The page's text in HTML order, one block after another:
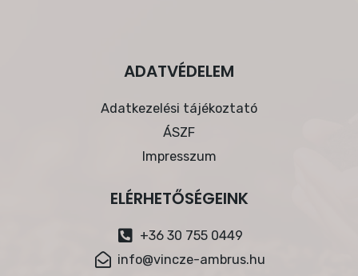
ADATVÉDELEM
Adatkezelési tájékoztató
ÁSZF
Impresszum
ELÉRHETŐSÉGEINK
+36 30 755 0449
info@vincze-ambrus.hu